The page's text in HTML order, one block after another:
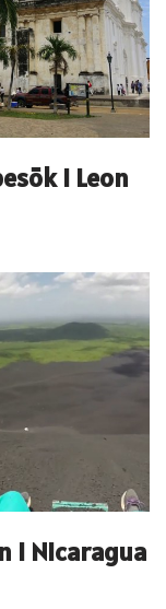
i Leon
i Nicaragua